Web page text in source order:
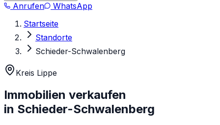
Anrufen
WhatsApp
Startseite
Standorte
Schieder-Schwalenberg
Kreis Lippe
Immobilien verkaufen
in Schieder-Schwalenberg